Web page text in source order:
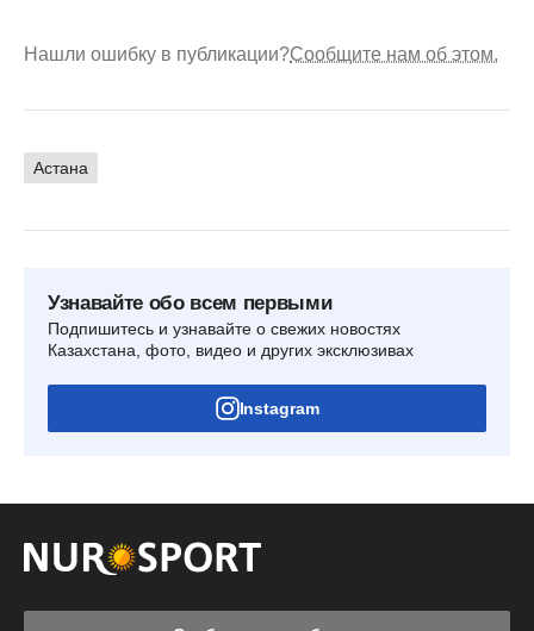
Нашли ошибку в публикации?Сообщите нам об этом.
Астана
Узнавайте обо всем первыми
Подпишитесь и узнавайте о свежих новостях
Казахстана, фото, видео и других эксклюзивах
Instagram